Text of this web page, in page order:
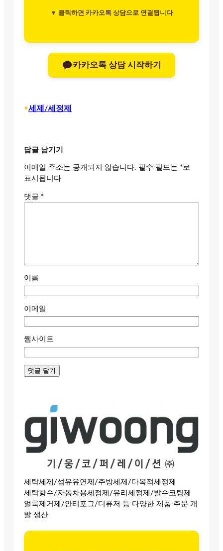
▼ 클릭하면 카카오톡 상담으로 연결됩니다
카카오톡 상담 시작하기
•세제/세정제
답글 남기기
이메일 주소는 공개되지 않습니다. 필수 필드는 *로
표시됩니다
댓글 *
이름
이메일
웹사이트
세탁세제/섬유유연제/주방세제/다목적세정제
세탁향수/자동차용세정제/유리세정제/발수코팅제
얼룩제거제/안티포그/디퓨저 등 다양한 제품 주문 개
발 생산